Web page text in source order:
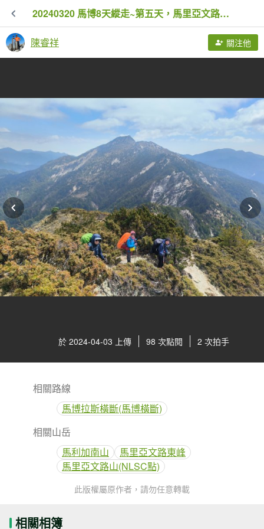
20240320 馬博8天縱走~第五天，馬里亞文路山，馬利加南山
陳睿祥 關注他
於 2024-04-03 上傳 98 次點閱 2 次拍手
相關路線
馬博拉斯橫斷(馬博橫斷)
相關山岳
馬利加南山
馬里亞文路東峰
馬里亞文路山(NLSC點)
此版權屬原作者，請勿任意轉載
相關相簿